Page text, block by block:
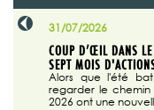
31/07/2026
COUP D’ŒIL DANS
SEPT MOIS
Alors que l'été
regarder le chemin
2026 ont une